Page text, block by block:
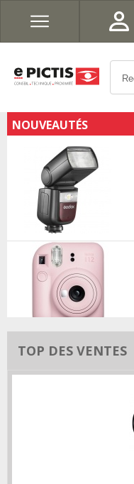
NOUVEAUTÉS
TOP DES VENTES